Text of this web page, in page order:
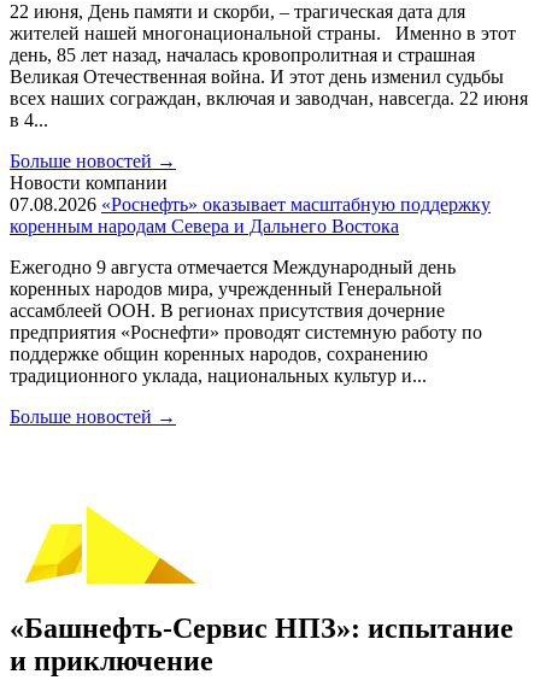
22 июня, День памяти и скорби, – трагическая дата для
жителей нашей многонациональной страны. Именно в этот
день, 85 лет назад, началась кровопролитная и страшная
Великая Отечественная война. И этот день изменил судьбы
всех наших сограждан, включая и заводчан, навсегда. 22 июня
в 4...
Больше новостей →
Новости компании
07.08.2026 «Роснефть» оказывает масштабную поддержку
коренным народам Севера и Дальнего Востока
Ежегодно 9 августа отмечается Международный день
коренных народов мира, учрежденный Генеральной
ассамблеей ООН. В регионах присутствия дочерние
предприятия «Роснефти» проводят системную работу по
поддержке общин коренных народов, сохранению
традиционного уклада, национальных культур и...
Больше новостей →
«Башнефть-Сервис НПЗ»: испытание
и приключение